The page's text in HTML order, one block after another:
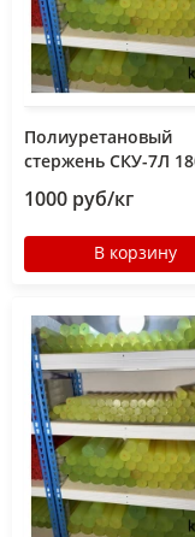
Полиуретановый
стержень СКУ-7Л
1000 руб/кг
В корзину